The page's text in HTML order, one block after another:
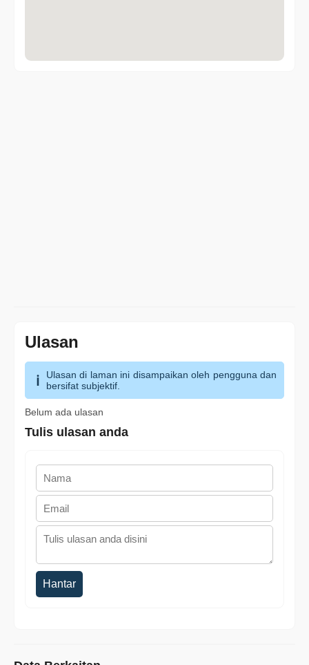
Ulasan
Ulasan di laman ini disampaikan oleh pengguna dan
bersifat subjektif.
Belum ada ulasan
Tulis ulasan anda
Hantar